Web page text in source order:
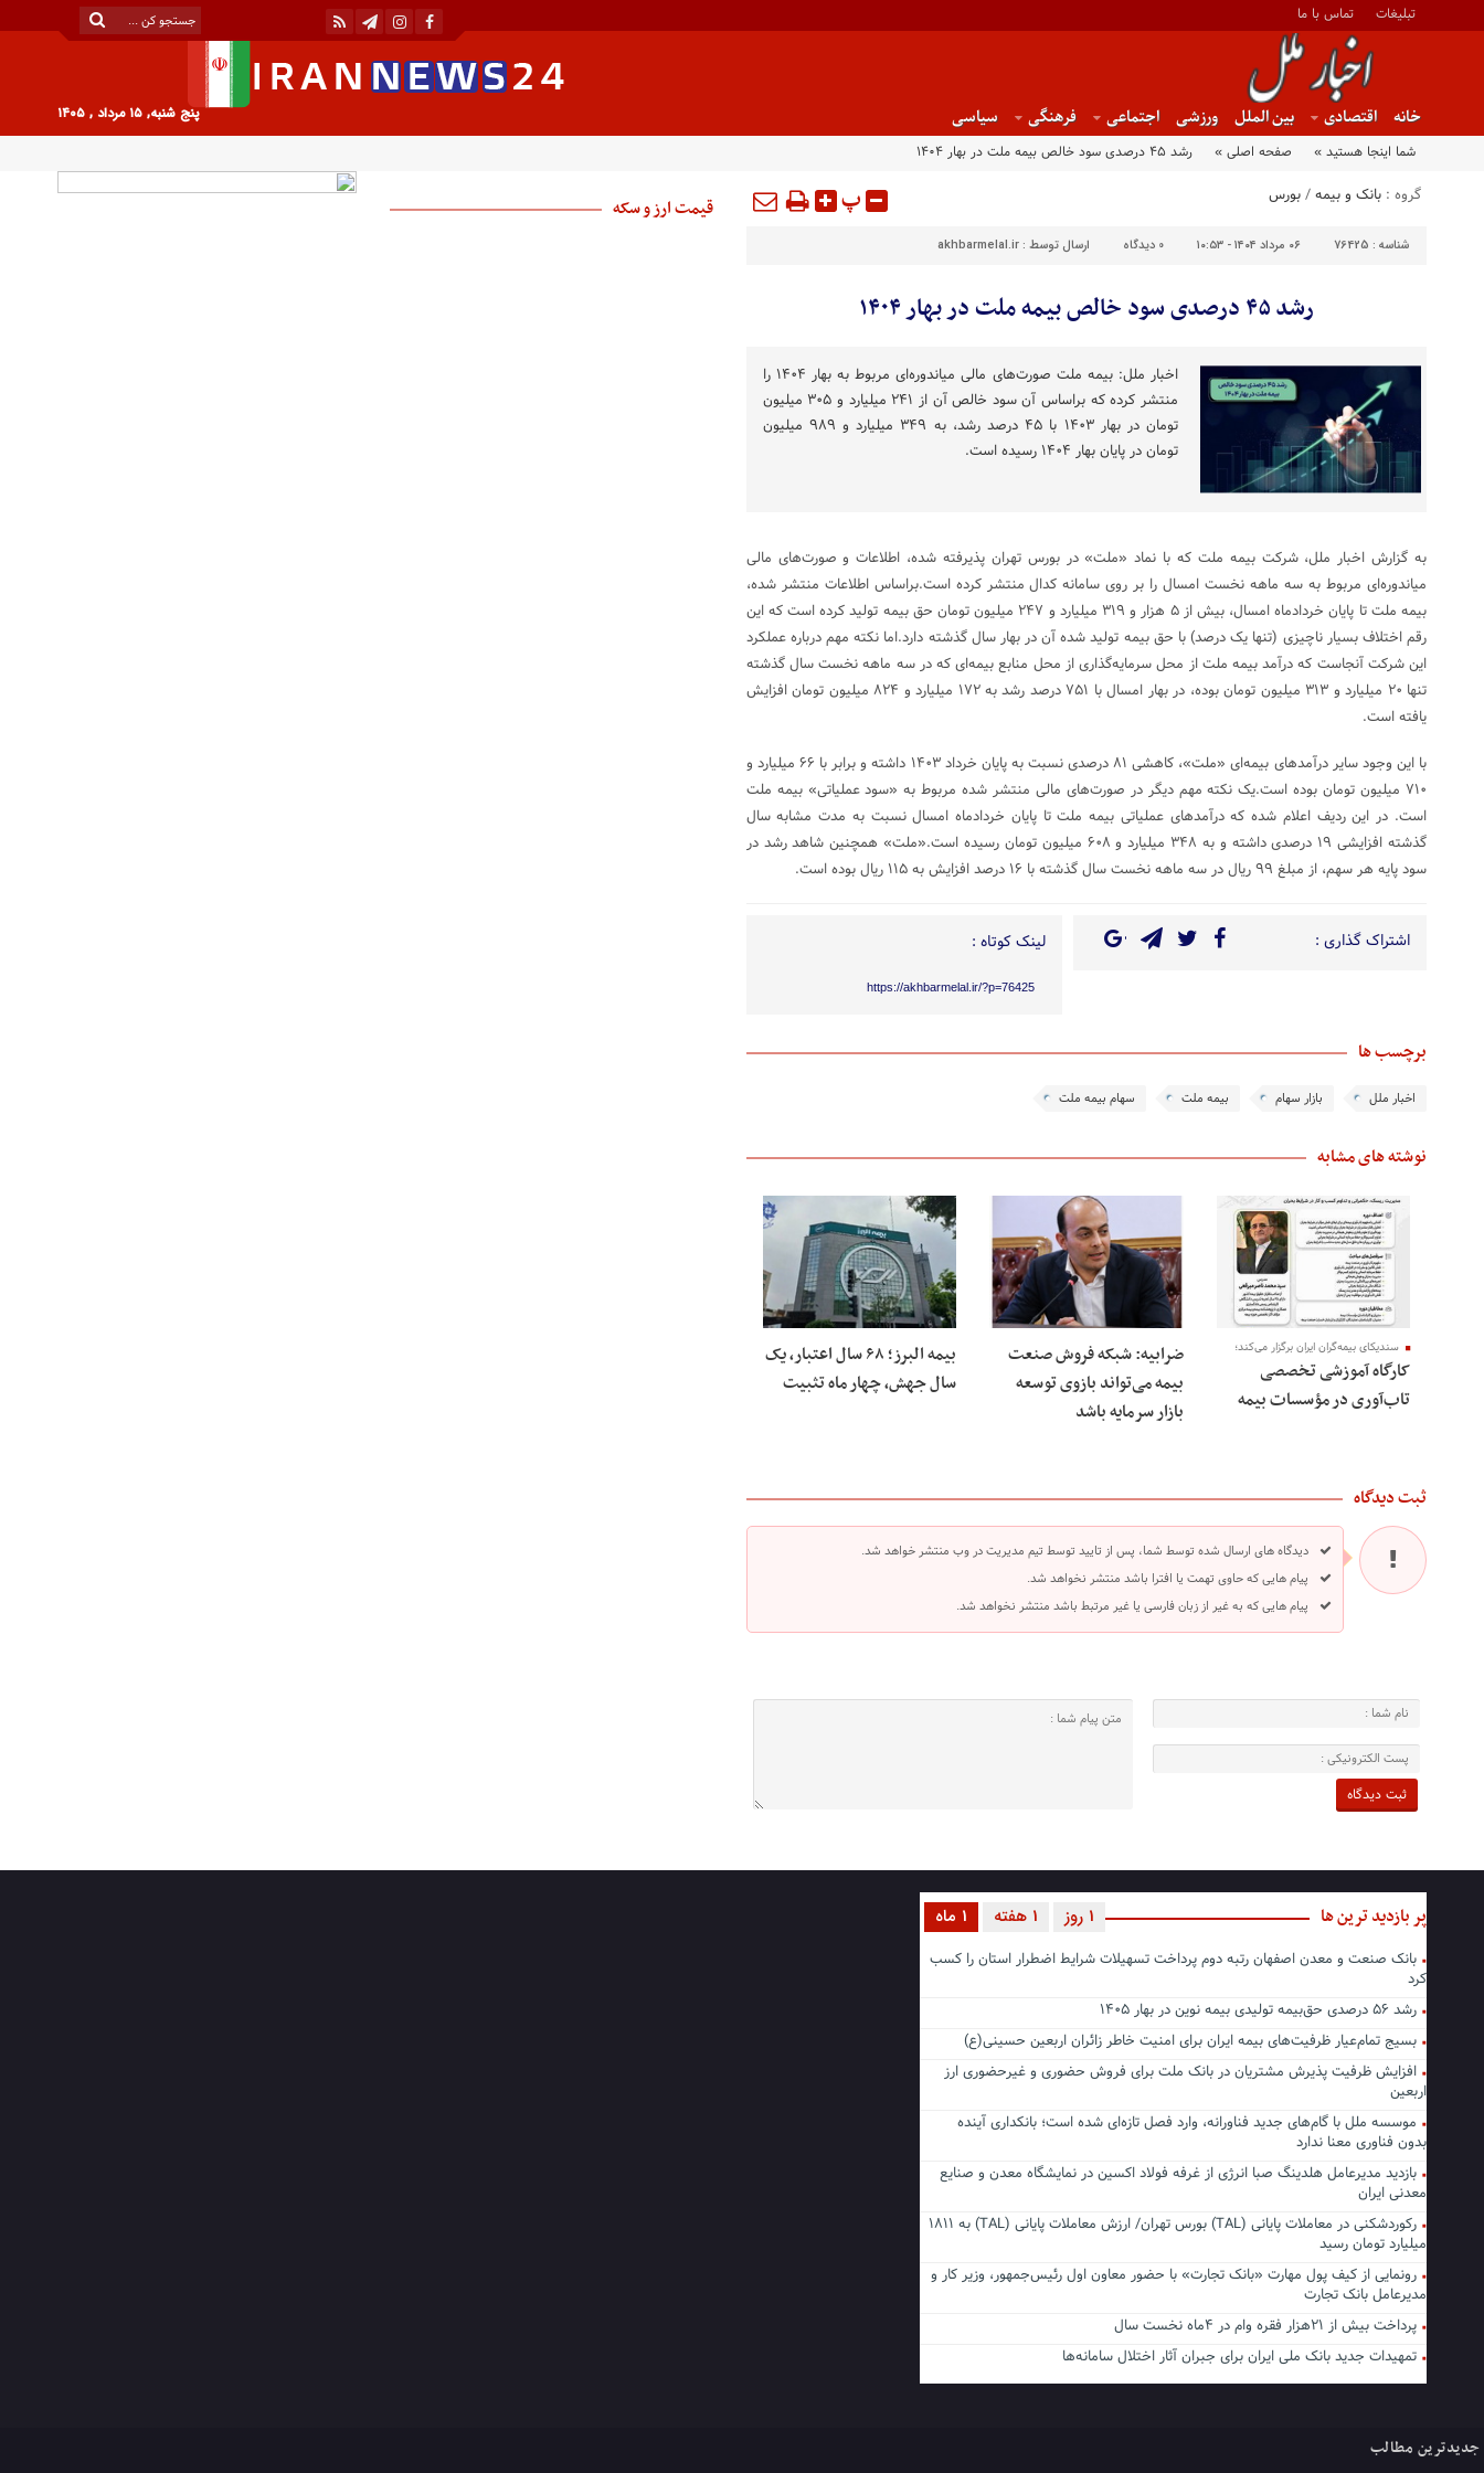
تبلیغات تماس با ما
خانه اقتصادی بین الملل ورزشی اجتماعی فرهنگی سیاسی پنج شنبه, ۱۵ مرداد , ۱۴۰۵
شما اینجا هستید » صفحه اصلی » رشد ۴۵ درصدی سود خالص بیمه ملت در بهار ۱۴۰۴
گروه : بانک و بیمه/بورس پ
شناسه : 76425 ۰۶ مرداد ۱۴۰۴ - ۱۰:۵۳ 0 دیدگاه ارسال توسط : akhbarmelal.ir
رشد ۴۵ درصدی سود خالص بیمه ملت در بهار ۱۴۰۴
اخبار ملل: بیمه ملت صورت‌های مالی میاندوره‌ای مربوط به بهار ۱۴۰۴ را
منتشر کرده که براساس آن سود خالص آن از ۲۴۱ میلیارد و ۳۰۵ میلیون
تومان در بهار ۱۴۰۳ با ۴۵ درصد رشد، به ۳۴۹ میلیارد و ۹۸۹ میلیون
تومان در پایان بهار ۱۴۰۴ رسیده است.
به گزارش اخبار ملل، شرکت بیمه ملت که با نماد «ملت» در بورس تهران پذیرفته شده، اطلاعات و صورت‌های مالی
میاندوره‌ای مربوط به سه ماهه نخست امسال را بر روی سامانه کدال منتشر کرده است.براساس اطلاعات منتشر شده،
بیمه ملت تا پایان خردادماه امسال، بیش از ۵ هزار و ۳۱۹ میلیارد و ۲۴۷ میلیون تومان حق بیمه تولید کرده است که این
رقم اختلاف بسیار ناچیزی (تنها یک درصد) با حق بیمه تولید شده آن در بهار سال گذشته دارد.اما نکته مهم درباره عملکرد
این شرکت آنجاست که درآمد بیمه ملت از محل سرمایه‌گذاری از محل منابع بیمه‌ای که در سه ماهه نخست سال گذشته
تنها ۲۰ میلیارد و ۳۱۳ میلیون تومان بوده، در بهار امسال با ۷۵۱ درصد رشد به ۱۷۲ میلیارد و ۸۲۴ میلیون تومان افزایش
یافته است.
با این وجود سایر درآمدهای بیمه‌ای «ملت»، کاهشی ۸۱ درصدی نسبت به پایان خرداد ۱۴۰۳ داشته و برابر با ۶۶ میلیارد و
۷۱۰ میلیون تومان بوده است.یک نکته مهم دیگر در صورت‌های مالی منتشر شده مربوط به «سود عملیاتی» بیمه ملت
است. در این ردیف اعلام شده که درآمدهای عملیاتی بیمه ملت تا پایان خردادماه امسال نسبت به مدت مشابه سال
گذشته افزایشی ۱۹ درصدی داشته و به ۳۴۸ میلیارد و ۶۰۸ میلیون تومان رسیده است.«ملت» همچنین شاهد رشد در
سود پایه هر سهم، از مبلغ ۹۹ ریال در سه ماهه نخست سال گذشته با ۱۶ درصد افزایش به ۱۱۵ ریال بوده است.
اشتراک گذاری : لینک کوتاه :
https://akhbarmelal.ir/?p=76425
برچسب ها
اخبار ملل بازار سهام بیمه ملت سهام بیمه ملت
نوشته های مشابه
سندیکای بیمه‌گران ایران برگزار می‌کند؛
کارگاه آموزشی تخصصی
تاب‌آوری در مؤسسات بیمه
ضرابیه: شبکه فروش صنعت
بیمه می‌تواند بازوی توسعه
بازار سرمایه باشد
بیمه البرز؛ ۶۸ سال اعتبار، یک
سال جهش، چهار ماه تثبیت
ثبت دیدگاه
دیدگاه های ارسال شده توسط شما، پس از تایید توسط تیم مدیریت در وب منتشر خواهد شد.
پیام هایی که حاوی تهمت یا افترا باشد منتشر نخواهد شد.
پیام هایی که به غیر از زبان فارسی یا غیر مرتبط باشد منتشر نخواهد شد.
قیمت ارز و سکه
پر بازدید ترین ها 1 ماه 1 هفته 1 روز
بانک صنعت و معدن اصفهان رتبه دوم پرداخت تسهیلات شرایط اضطرار استان را کسب
کرد
رشد ۵۶ درصدی حق‌بیمه تولیدی بیمه نوین در بهار ۱۴۰۵
بسیج تمام‌عیار ظرفیت‌های بیمه ایران برای امنیت خاطر زائران اربعین حسینی(ع)
افزایش ظرفیت پذیرش مشتریان در بانک ملت برای فروش حضوری و غیرحضوری ارز
اربعین
موسسه ملل با گام‌های جدید فناورانه، وارد فصل تازه‌ای شده است؛ بانکداری آینده
بدون فناوری معنا ندارد
بازدید مدیرعامل هلدینگ صبا انرژی از غرفه فولاد اکسین در نمایشگاه معدن و صنایع
معدنی ایران
رکوردشکنی در معاملات پایانی (TAL) بورس تهران/ ارزش معاملات پایانی (TAL) به ۱۸۱۱
میلیارد تومان رسید
رونمایی از کیف پول مهارت «بانک تجارت» با حضور معاون اول رئیس‌جمهور، وزیر کار و
مدیرعامل بانک تجارت
پرداخت بیش از ۲۱هزار فقره وام در ۴ماه نخست سال
تمهیدات جدید بانک ملی ایران برای جبران آثار اختلال سامانه‌ها
جدیدترین مطالب